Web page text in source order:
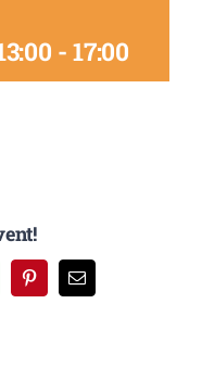
-17:00
Pinterest
E-
Mail